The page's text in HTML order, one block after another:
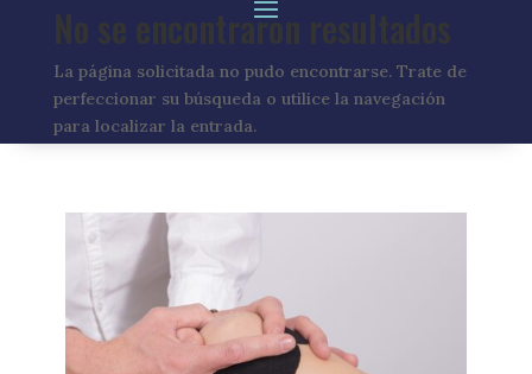
No se encontraron resultados
La página solicitada no pudo encontrarse. Trate de
perfeccionar su búsqueda o utilice la navegación
para localizar la entrada.